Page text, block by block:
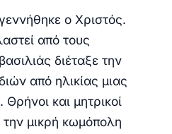
ο Χριστός.
από τους
διέταξε την
από ηλικίας μιας
και μητρικοί
μικρή κωμόπολη